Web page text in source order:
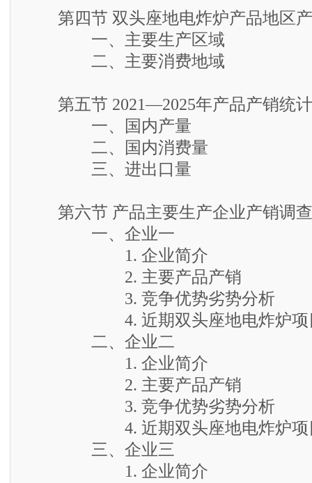
第四节 双头座地电炸炉产品地区
一、主要生产区域
二、主要消费地域
第五节 2021—2025年产品产销统计
一、国内产量
二、国内消费量
三、进出口量
第六节 产品主要生产企业产销调查
一、企业一
1. 企业简介
2. 主要产品产销
3. 竞争优势劣势分析
4. 近期双头座地电炸炉项目
二、企业二
1. 企业简介
2. 主要产品产销
3. 竞争优势劣势分析
4. 近期双头座地电炸炉项目
三、企业三
1. 企业简介